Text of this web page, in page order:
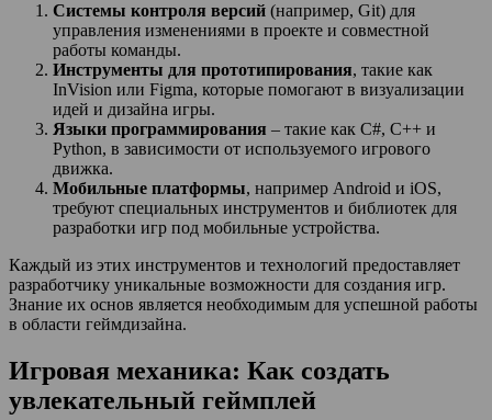
Системы контроля версий (например, Git) для
управления изменениями в проекте и совместной
работы команды.
Инструменты для прототипирования, такие как
InVision или Figma, которые помогают в визуализации
идей и дизайна игры.
Языки программирования – такие как C#, C++ и
Python, в зависимости от используемого игрового
движка.
Мобильные платформы, например Android и iOS,
требуют специальных инструментов и библиотек для
разработки игр под мобильные устройства.
Каждый из этих инструментов и технологий предоставляет
разработчику уникальные возможности для создания игр.
Знание их основ является необходимым для успешной работы
в области геймдизайна.
Игровая механика: Как создать
увлекательный геймплей